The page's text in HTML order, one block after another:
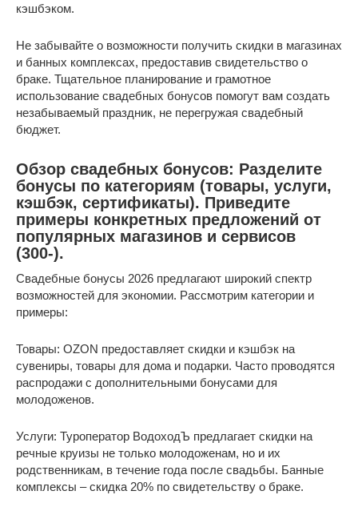
кэшбэком.
Не забывайте о возможности получить скидки в магазинах
и банных комплексах, предоставив свидетельство о
браке. Тщательное планирование и грамотное
использование свадебных бонусов помогут вам создать
незабываемый праздник, не перегружая свадебный
бюджет.
Обзор свадебных бонусов: Разделите
бонусы по категориям (товары, услуги,
кэшбэк, сертификаты). Приведите
примеры конкретных предложений от
популярных магазинов и сервисов
(300-).
Свадебные бонусы 2026 предлагают широкий спектр
возможностей для экономии. Рассмотрим категории и
примеры:
Товары: OZON предоставляет скидки и кэшбэк на
сувениры, товары для дома и подарки. Часто проводятся
распродажи с дополнительными бонусами для
молодоженов.
Услуги: Туроператор ВодоходЪ предлагает скидки на
речные круизы не только молодоженам, но и их
родственникам, в течение года после свадьбы. Банные
комплексы – скидка 20% по свидетельству о браке.